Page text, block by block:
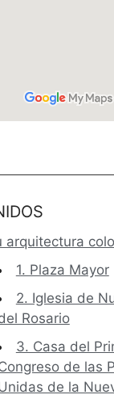
arquitectura
1. Plaza Mayor
2. Iglesia de
Rosario
3. Casa del
de las
de la